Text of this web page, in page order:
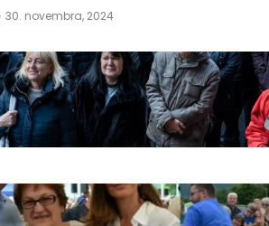
30. novembra, 2024